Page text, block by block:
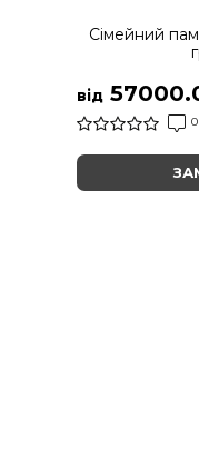
Сімейний
від
0